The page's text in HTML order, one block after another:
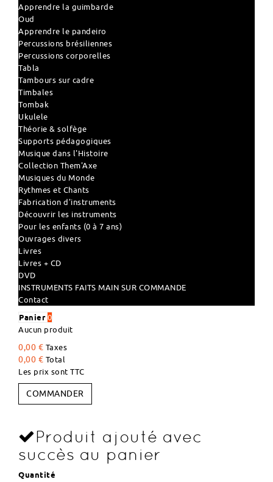
Apprendre la guimbarde
Oud
Apprendre le pandeiro
Percussions brésiliennes
Percussions corporelles
Tabla
Tambours sur cadre
Timbales
Tombak
Ukulele
Théorie & solfège
Supports pédagogiques
Musique dans l'Histoire
Collection Them'Axe
Musiques du Monde
Rythmes et Chants
Fabrication d'instruments
Découvrir les instruments
Pour les enfants (0 à 7 ans)
Ouvrages divers
Livres
Livres + CD
DVD
INSTRUMENTS FAITS MAIN SUR COMMANDE
Contact
Panier 0
Aucun produit
0,00 € Taxes
0,00 € Total
Les prix sont TTC
COMMANDER
Produit ajouté avec
succès au panier
Quantité